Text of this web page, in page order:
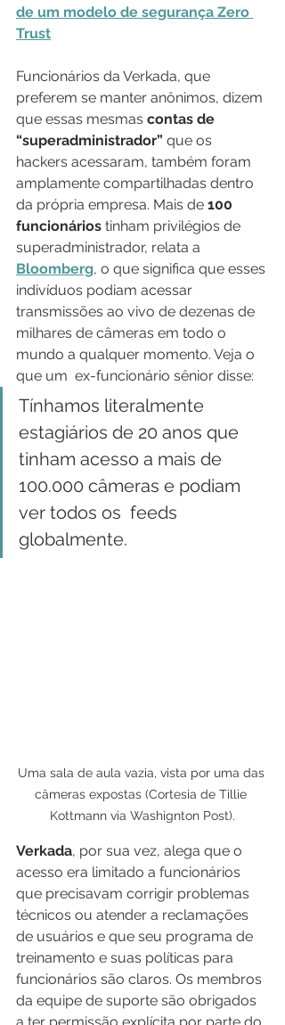
de um modelo de segurança Zero
Trust
Funcionários da Verkada, que
preferem se manter anônimos, dizem
que essas mesmas contas de
“superadministrador” que os
hackers acessaram, também foram
amplamente compartilhadas dentro
da própria empresa. Mais de 100
funcionários tinham privilégios de
superadministrador, relata a
Bloomberg, o que significa que esses
indivíduos podiam acessar
transmissões ao vivo de dezenas de
milhares de câmeras em todo o
mundo a qualquer momento. Veja o
que um  ex-funcionário sênior disse:
Tínhamos literalmente
estagiários de 20 anos que
tinham acesso a mais de
100.000 câmeras e podiam
ver todos os  feeds
globalmente.
Uma sala de aula vazia, vista por uma das
câmeras expostas (Cortesia de Tillie
Kottmann via Washignton Post).
Verkada, por sua vez, alega que o
acesso era limitado a funcionários
que precisavam corrigir problemas
técnicos ou atender a reclamações
de usuários e que seu programa de
treinamento e suas políticas para
funcionários são claros. Os membros
da equipe de suporte são obrigados